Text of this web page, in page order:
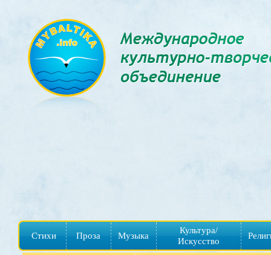
Стихи Проза Музыка
Культура/
Искусство